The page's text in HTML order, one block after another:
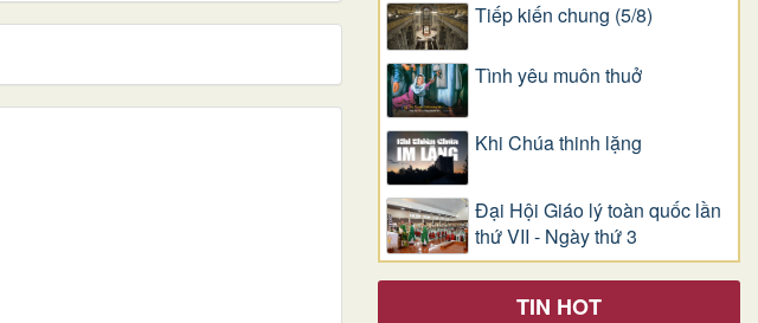
Tiếp kiến chung (5/8)
Tình yêu muôn thuở
Khi Chúa thinh lặng
Đại Hội Giáo lý toàn quốc lần
thứ VII - Ngày thứ 3
TIN HOT